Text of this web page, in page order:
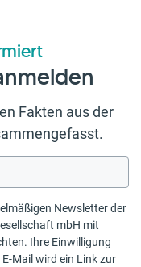
Fakten aus der
Newsletter der
mbH mit
Ihre Einwilligung
Mail wird ein Link zur